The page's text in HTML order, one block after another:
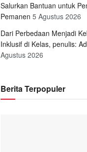
Salurkan Bantuan untuk
Pemanen 5 Agustus 2026
Dari Perbedaan Menjadi
Inklusif di Kelas, penulis:
Agustus 2026
Berita Terpopuler